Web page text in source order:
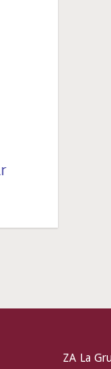
ZA La